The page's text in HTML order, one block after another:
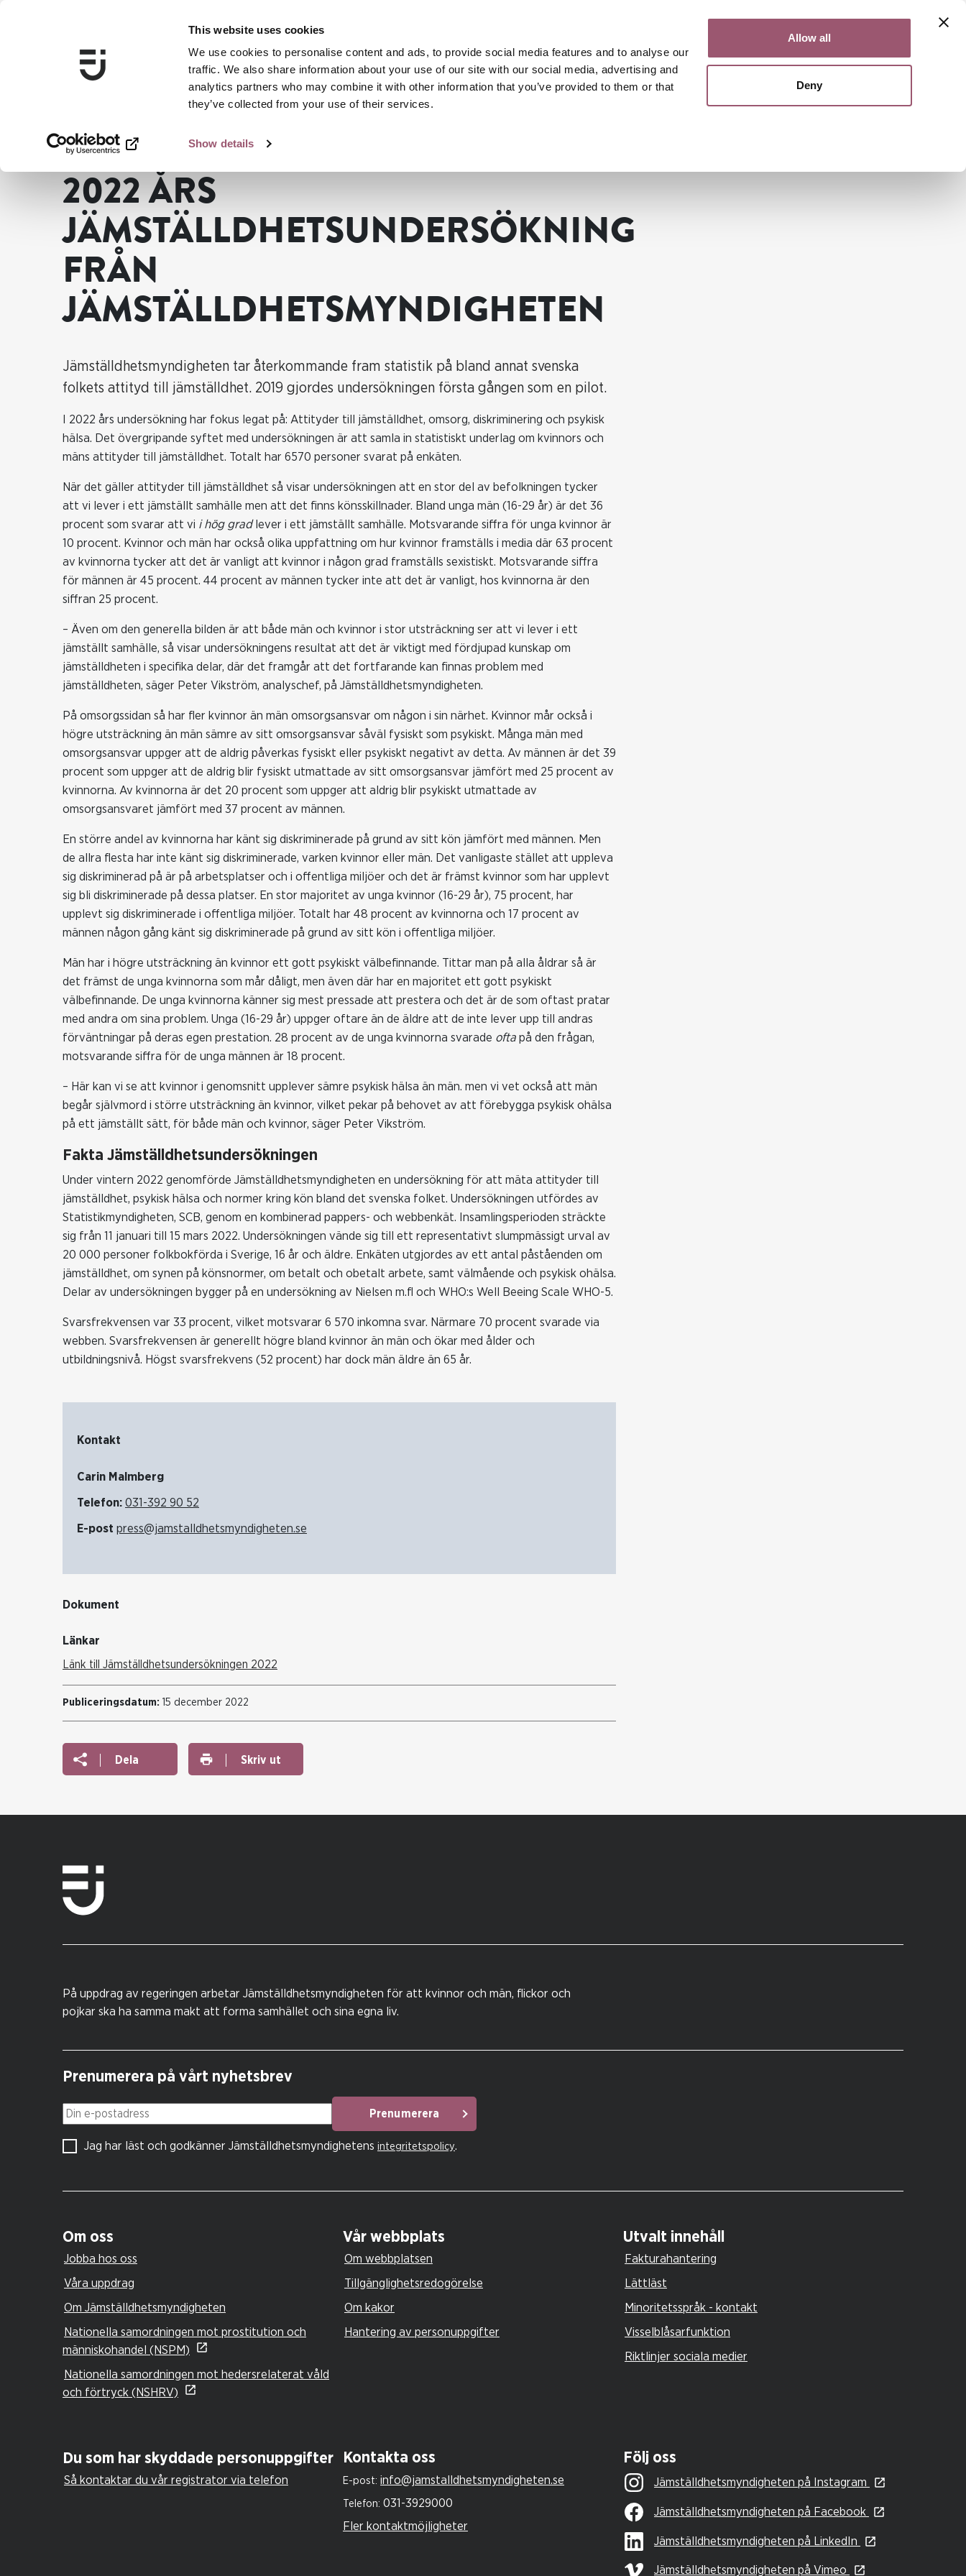
This website uses cookies
We use cookies to personalise content and ads, to provide social media features and to analyse our
traffic. We also share information about your use of our site with our social media, advertising and
analytics partners who may combine it with other information that you’ve provided to them or that
they’ve collected from your use of their services.
Show details
Allow all
DenySök
... Press 2022 års Jämställdhetsundersökning från Jämställdhetsmyndigheten
2022 ÅRS
JÄMSTÄLLDHETSUNDERSÖKNING
FRÅN
JÄMSTÄLLDHETSMYNDIGHETEN
Jämställdhetsmyndigheten tar återkommande fram statistik på bland annat svenska
folkets attityd till jämställdhet. 2019 gjordes undersökningen första gången som en pilot.
I 2022 års undersökning har fokus legat på: Attityder till jämställdhet, omsorg, diskriminering och psykisk
hälsa. Det övergripande syftet med undersökningen är att samla in statistiskt underlag om kvinnors och
mäns attityder till jämställdhet. Totalt har 6570 personer svarat på enkäten.
När det gäller attityder till jämställdhet så visar undersökningen att en stor del av befolkningen tycker
att vi lever i ett jämställt samhälle men att det finns könsskillnader. Bland unga män (16-29 år) är det 36
procent som svarar att vi i hög gradlever i ett jämställt samhälle. Motsvarande siffra för unga kvinnor är
10 procent. Kvinnor och män har också olika uppfattning om hur kvinnor framställs i media där 63 procent
av kvinnorna tycker att det är vanligt att kvinnor i någon grad framställs sexistiskt. Motsvarande siffra
för männen är 45 procent. 44 procent av männen tycker inte att det är vanligt, hos kvinnorna är den
siffran 25 procent.
– Även om den generella bilden är att både män och kvinnor i stor utsträckning ser att vi lever i ett
jämställt samhälle, så visar undersökningens resultat att det är viktigt med fördjupad kunskap om
jämställdheten i specifika delar, där det framgår att det fortfarande kan finnas problem med
jämställdheten, säger Peter Vikström, analyschef, på Jämställdhetsmyndigheten.
På omsorgssidan så har fler kvinnor än män omsorgsansvar om någon i sin närhet. Kvinnor mår också i
högre utsträckning än män sämre av sitt omsorgsansvar såväl fysiskt som psykiskt. Många män med
omsorgsansvar uppger att de aldrig påverkas fysiskt eller psykiskt negativt av detta. Av männen är det 39
procent som uppger att de aldrig blir fysiskt utmattade av sitt omsorgsansvar jämfört med 25 procent av
kvinnorna. Av kvinnorna är det 20 procent som uppger att aldrig blir psykiskt utmattade av
omsorgsansvaret jämfört med 37 procent av männen.
En större andel av kvinnorna har känt sig diskriminerade på grund av sitt kön jämfört med männen. Men
de allra flesta har inte känt sig diskriminerade, varken kvinnor eller män. Det vanligaste stället att uppleva
sig diskriminerad på är på arbetsplatser och i offentliga miljöer och det är främst kvinnor som har upplevt
sig bli diskriminerade på dessa platser. En stor majoritet av unga kvinnor (16-29 år), 75 procent, har
upplevt sig diskriminerade i offentliga miljöer. Totalt har 48 procent av kvinnorna och 17 procent av
männen någon gång känt sig diskriminerade på grund av sitt kön i offentliga miljöer.
Män har i högre utsträckning än kvinnor ett gott psykiskt välbefinnande. Tittar man på alla åldrar så är
det främst de unga kvinnorna som mår dåligt, men även där har en majoritet ett gott psykiskt
välbefinnande. De unga kvinnorna känner sig mest pressade att prestera och det är de som oftast pratar
med andra om sina problem. Unga (16-29 år) uppger oftare än de äldre att de inte lever upp till andras
förväntningar på deras egen prestation. 28 procent av de unga kvinnorna svarade ofta på den frågan,
motsvarande siffra för de unga männen är 18 procent.
– Här kan vi se att kvinnor i genomsnitt upplever sämre psykisk hälsa än män. men vi vet också att män
begår självmord i större utsträckning än kvinnor, vilket pekar på behovet av att förebygga psykisk ohälsa
på ett jämställt sätt, för både män och kvinnor, säger Peter Vikström.
Fakta Jämställdhetsundersökningen
Under vintern 2022 genomförde Jämställdhetsmyndigheten en undersökning för att mäta attityder till
jämställdhet, psykisk hälsa och normer kring kön bland det svenska folket. Undersökningen utfördes av
Statistikmyndigheten, SCB, genom en kombinerad pappers- och webbenkät. Insamlingsperioden sträckte
sig från 11 januari till 15 mars 2022. Undersökningen vände sig till ett representativt slumpmässigt urval av
20 000 personer folkbokförda i Sverige, 16 år och äldre. Enkäten utgjordes av ett antal påståenden om
jämställdhet, om synen på könsnormer, om betalt och obetalt arbete, samt välmående och psykisk ohälsa.
Delar av undersökningen bygger på en undersökning av Nielsen m.fl och WHO:s Well Beeing Scale WHO-5.
Svarsfrekvensen var 33 procent, vilket motsvarar 6 570 inkomna svar. Närmare 70 procent svarade via
webben. Svarsfrekvensen är generellt högre bland kvinnor än män och ökar med ålder och
utbildningsnivå. Högst svarsfrekvens (52 procent) har dock män äldre än 65 år.
Kontakt
Carin Malmberg
Telefon: 031-392 90 52
E-post press@jamstalldhetsmyndigheten.se
Dokument
Länkar
Länk till Jämställdhetsundersökningen 2022
Publiceringsdatum: 15 december 2022
Dela Skriv ut
På uppdrag av regeringen arbetar Jämställdhetsmyndigheten för att kvinnor och män, flickor och
pojkar ska ha samma makt att forma samhället och sina egna liv.
Prenumerera på vårt nyhetsbrev
Din e-postadress Prenumerera
Jag har läst och godkänner Jämställdhetsmyndighetens integritetspolicy.
Om oss
Jobba hos oss
Våra uppdrag
Om Jämställdhetsmyndigheten
Nationella samordningen mot prostitution och
människohandel (NSPM)
Nationella samordningen mot hedersrelaterat våld
och förtryck (NSHRV)
Vår webbplats
Om webbplatsen
Tillgänglighetsredogörelse
Om kakor
Hantering av personuppgifter
Utvalt innehåll
Fakturahantering
Lättläst
Minoritetsspråk - kontakt
Visselblåsarfunktion
Riktlinjer sociala medier
Du som har skyddade personuppgifter
Så kontaktar du vår registrator via telefon
Kontakta oss
E-post: info@jamstalldhetsmyndigheten.se
Telefon: 031-3929000
Fler kontaktmöjligheter
Följ oss
Jämställdhetsmyndigheten på Instagram
Jämställdhetsmyndigheten på Facebook
Jämställdhetsmyndigheten på LinkedIn
Jämställdhetsmyndigheten på Vimeo